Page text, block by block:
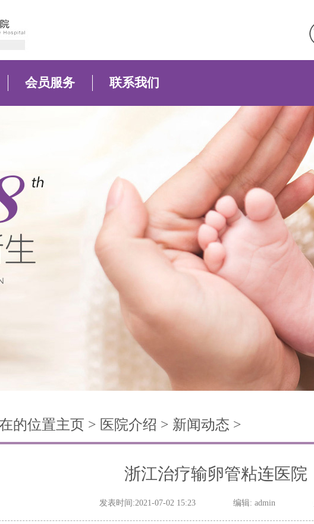
会员服务 联系我们
的位置主页 > 医院介绍 > 新闻动态 >
浙江治疗输卵管粘连医院
发表时间:2021-07-02 15:23 编辑: admin